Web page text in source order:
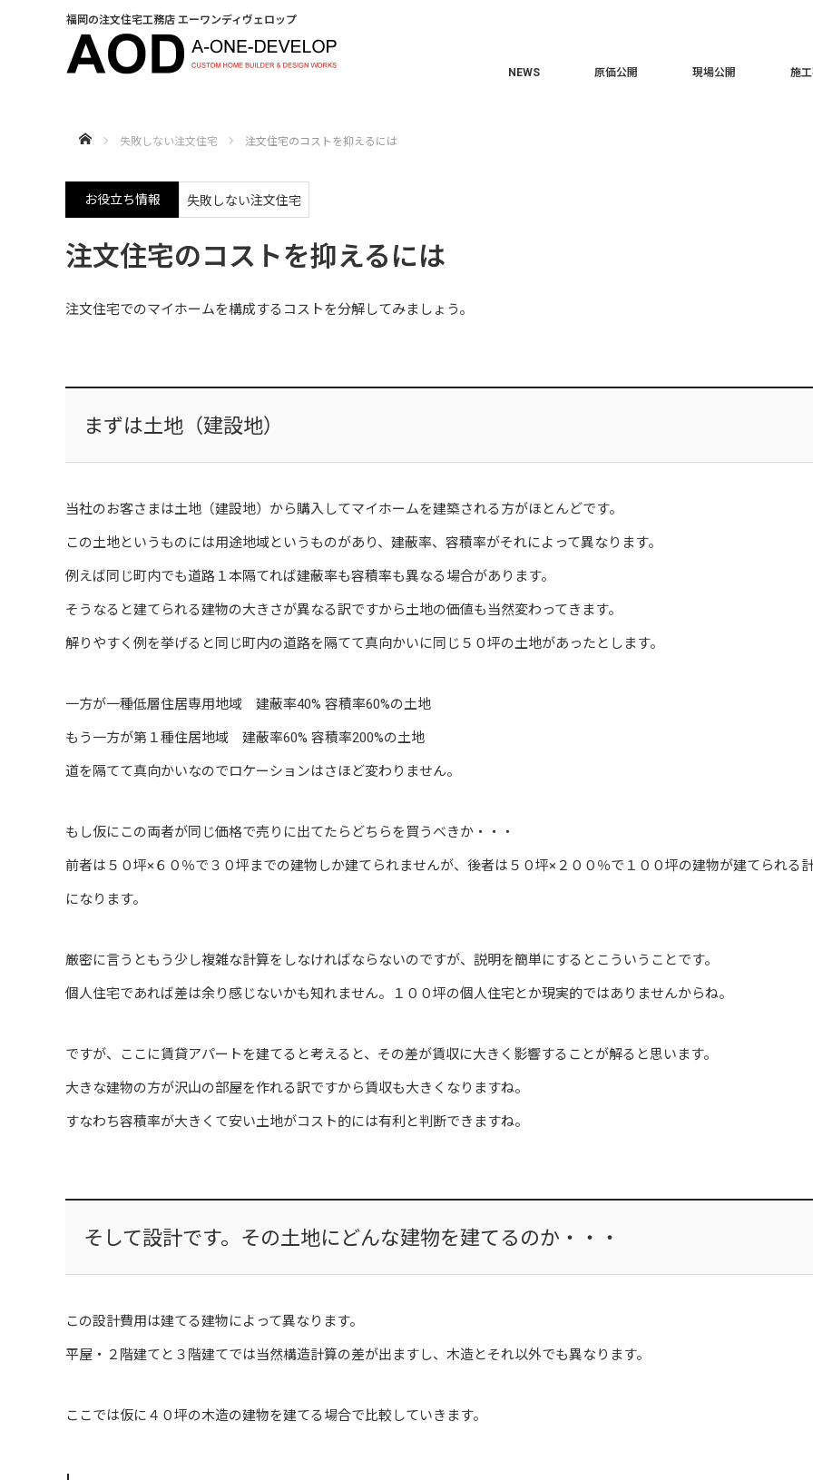
福岡の注文住宅工務店 エーワンディヴェロップ
NEWS 原価公開 現場公開 施
HOME失敗しない注文住宅 注文住宅のコストを抑えるには
お役立ち情報 失敗しない注文住宅
注文住宅のコストを抑えるには
注文住宅でのマイホームを構成するコストを分解してみましょう。
まずは土地（建設地）
当社のお客さまは土地（建設地）から購入してマイホームを建築される方がほとんどです。
この土地というものには用途地域というものがあり、建蔽率、容積率がそれによって異なります。
例えば同じ町内でも道路１本隔てれば建蔽率も容積率も異なる場合があります。
そうなると建てられる建物の大きさが異なる訳ですから土地の価値も当然変わってきます。
解りやすく例を挙げると同じ町内の道路を隔てて真向かいに同じ５０坪の土地があったとします。
一方が一種低層住居専用地域 建蔽率40% 容積率60%の土地
もう一方が第１種住居地域 建蔽率60% 容積率200%の土地
道を隔てて真向かいなのでロケーションはさほど変わりません。
もし仮にこの両者が同じ価格で売りに出てたらどちらを買うべきか・・・
前者は５０坪×６０％で３０坪までの建物しか建てられませんが、後者は５０坪×２００％で１００坪の建物が建てられる
になります。
厳密に言うともう少し複雑な計算をしなければならないのですが、説明を簡単にするとこういうことです。
個人住宅であれば差は余り感じないかも知れません。１００坪の個人住宅とか現実的ではありませんからね。
ですが、ここに賃貸アパートを建てると考えると、その差が賃収に大きく影響することが解ると思います。
大きな建物の方が沢山の部屋を作れる訳ですから賃収も大きくなりますね。
すなわち容積率が大きくて安い土地がコスト的には有利と判断できますね。
そして設計です。その土地にどんな建物を建てるのか・・・
この設計費用は建てる建物によって異なります。
平屋・２階建てと３階建てでは当然構造計算の差が出ますし、木造とそれ以外でも異なります。
ここでは仮に４０坪の木造の建物を建てる場合で比較していきます。